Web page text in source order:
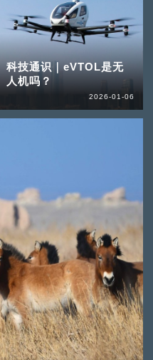
科技通识｜eVTOL是无
人机吗？
2026-01-06